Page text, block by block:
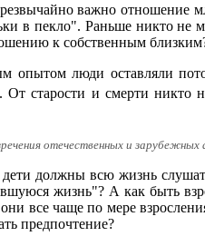
важно
в пекло". Раньше никто не
к собственным
люди оставляли
От старости и смерти
отечественных и
должны всю жизнь
жизнь"? А как быть
все чаще по мере
предпочтение?